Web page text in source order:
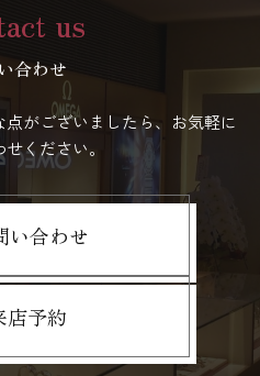
us
合わせ
がございましたら、お気軽に
ください。
い合わせ
店予約